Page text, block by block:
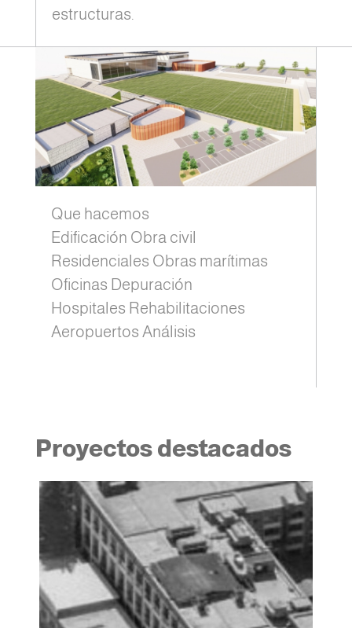
estructuras.
Que hacemos
Edificación Obra civil
Residenciales Obras marítimas
Oficinas Depuración
Hospitales Rehabilitaciones
Aeropuertos Análisis
Proyectos destacados